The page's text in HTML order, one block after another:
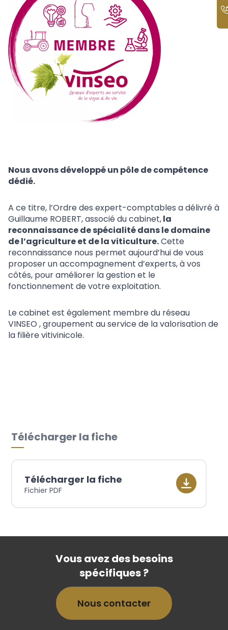
Nous avons développé un pôle de compétence
dédié.
A ce titre, l’Ordre des expert-comptables a délivré à
Guillaume ROBERT, associé du cabinet,la
reconnaissance de spécialité dans le domaine
de l’agriculture et de la viticulture.Cette
reconnaissance nous permet aujourd’hui de vous
proposer un accompagnement d’experts, à vos
côtés, pour améliorer la gestion et le
fonctionnement de votre exploitation.
Le cabinet est également membre du réseau
VINSEO , groupement au service de la valorisation de
la filière vitivinicole.
Télécharger la fiche
Télécharger la fiche
Fichier PDF
Vous avez des besoins
spécifiques ?
Nous contacter